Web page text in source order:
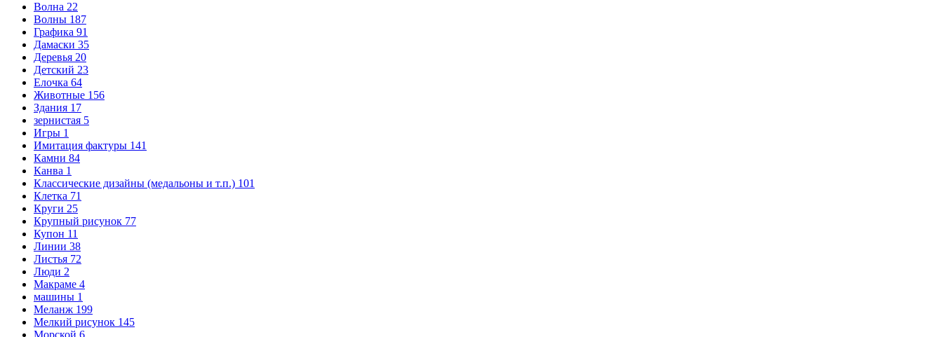
Волна 22
Волны 187
Графика 91
Дамаски 35
Деревья 20
Детский 23
Елочка 64
Животные 156
Здания 17
зернистая 5
Игры 1
Имитация фактуры 141
Камни 84
Канва 1
Классические дизайны (медальоны и т.п.) 101
Клетка 71
Круги 25
Крупный рисунок 77
Купон 11
Линии 38
Листья 72
Люди 2
Макраме 4
машины 1
Меланж 199
Мелкий рисунок 145
Морской 6